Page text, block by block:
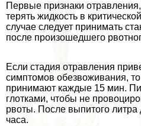
Первые признаки
терять жидкость в
случае следует принимать
после произошедшего
Если стадия отравления
симптомов обезвоживания,
принимают каждые 15 мин.
глотками, чтобы не
рвоты. После выпитого
часа.